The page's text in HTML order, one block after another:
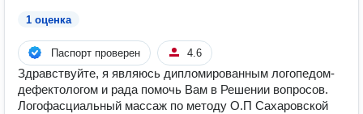
1 оценка
Паспорт проверен 4.6
Здравствуйте, я являюсь дипломированным логопедом-
дефектологом и рада помочь Вам в Решении вопросов.
Логофасциальный массаж по методу О.П Сахаровской